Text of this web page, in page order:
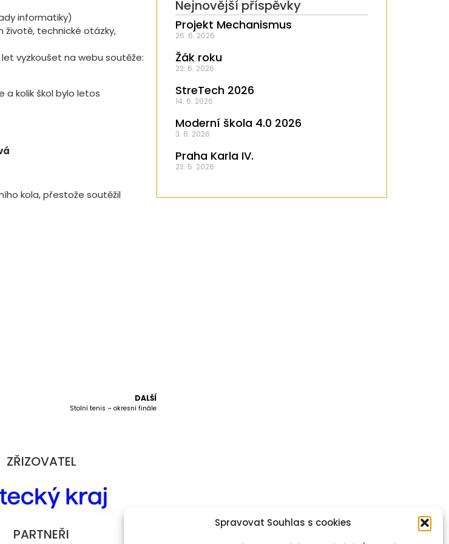
Spravovat Souhlas s cookies
informatiky)
životě, technické otázky,
vyzkoušet na webu soutěže:
a kolik škol bylo letos
kola, přestože soutěžil
DALŠÍ
Stolní tenis – okresní finále
Nejnovější příspěvky
Projekt Mechanismus
26. 6. 2026
Žák roku
22. 6. 2026
StreTech 2026
14. 6. 2026
Moderní škola 4.0 2026
3. 6. 2026
Praha Karla IV.
23. 5. 2026
ZŘIZOVATEL
PARTNEŘI